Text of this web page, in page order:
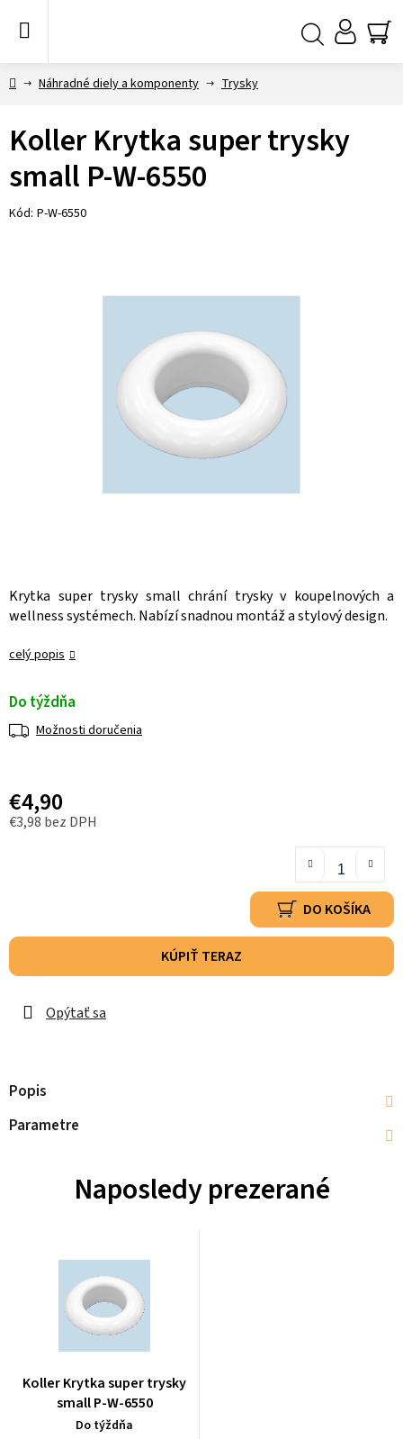
DomovNáhradné diely a komponenty Trysky
Krytka super trysky small chrání trysky v koupelnových a
wellness systémech. Nabízí snadnou montáž a stylový design.
celý popis
Do týždňa
Možnosti doručenia
€4,90
€3,98 bez DPH
DO KOŠÍKA
KÚPIŤ TERAZ
Opýtať sa
Koller Krytka super trysky
small P-W-6550
Kód: P-W-6550
Popis
Parametre
Naposledy prezerané
Koller Krytka super trysky
small P-W-6550
Do týždňa